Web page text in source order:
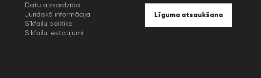
Datu aizsardzība
Juridiskā informācija
Sīkfailu politika
Sīkfailu iestatījumi
Līguma atsaukšana